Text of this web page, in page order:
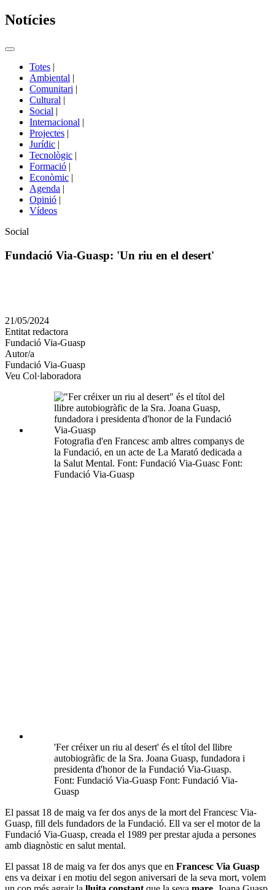
Notícies
Commutador
portals
Totes |
Ambiental |
Comunitari |
Cultural |
Social |
Internacional |
Projectes |
Jurídic |
Tecnològic |
Formació |
Econòmic |
Agenda |
Opinió |
Vídeos
Àmbit
la
Social
Fundació Via-Guasp: 'Un riu en el desert'
en
altres
xarxes
socials
21/05/2024
Entitat redactora
Fundació Via-Guasp
Autor/a
Fundació Via-Guasp
Veu Col·laboradora
Fotografia d'en Francesc amb altres companys de
la Fundació, en un acte de La Marató dedicada a
la Salut Mental. Font: Fundació Via-Guasc Font:
Fundació Via-Guasp
'Fer créixer un riu al desert' és el títol del llibre
autobiogràfic de la Sra. Joana Guasp, fundadora i
presidenta d'honor de la Fundació Via-Guasp.
Font: Fundació Via-Guasp Font: Fundació Via-
Guasp
El passat 18 de maig va fer dos anys de la mort del Francesc Via-
Guasp, fill dels fundadors de la Fundació. Ell va ser el motor de la
Fundació Via-Guasp, creada el 1989 per prestar ajuda a persones
amb diagnòstic en salut mental.
El passat 18 de maig va fer dos anys que en Francesc Via Guasp
ens va deixar i en motiu del segon aniversari de la seva mort, volem